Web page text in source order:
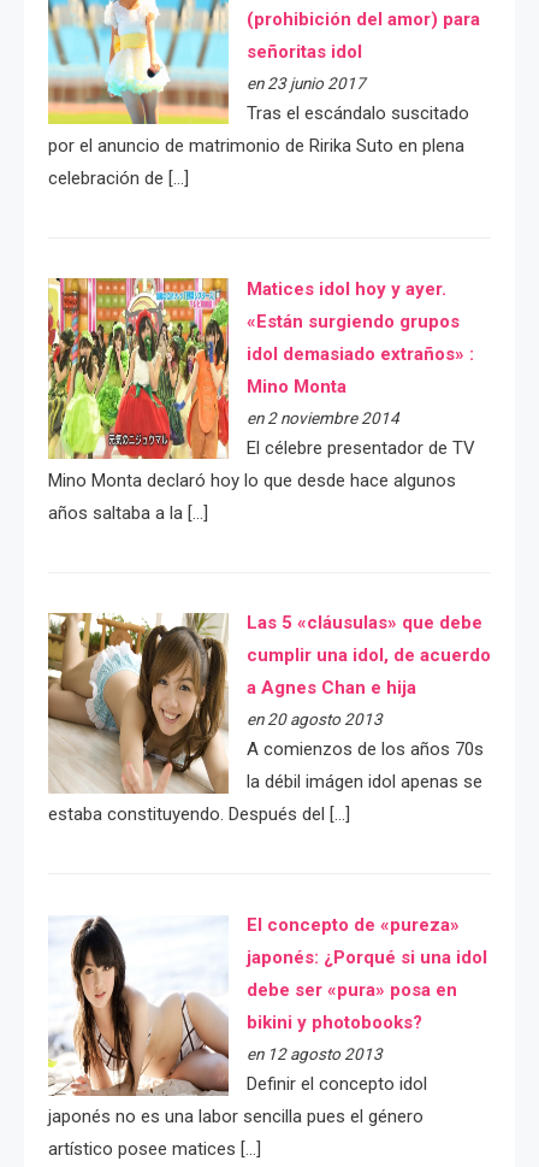
(prohibición del amor) para
señoritas idol
en 23 junio 2017
Tras el escándalo suscitado
por el anuncio de matrimonio de Ririka Suto en plena
celebración de […]
Matices idol hoy y ayer.
«Están surgiendo grupos
idol demasiado extraños» :
Mino Monta
en 2 noviembre 2014
El célebre presentador de TV
Mino Monta declaró hoy lo que desde hace algunos
años saltaba a la […]
Las 5 «cláusulas» que debe
cumplir una idol, de acuerdo
a Agnes Chan e hija
en 20 agosto 2013
A comienzos de los años 70s
la débil imágen idol apenas se
estaba constituyendo. Después del […]
El concepto de «pureza»
japonés: ¿Porqué si una idol
debe ser «pura» posa en
bikini y photobooks?
en 12 agosto 2013
Definir el concepto idol
japonés no es una labor sencilla pues el género
artístico posee matices […]